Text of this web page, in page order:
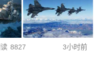
8827 3小时前